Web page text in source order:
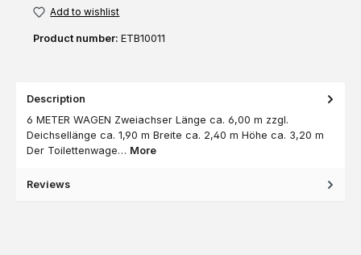
Add to wishlist
Product number: ETB10011
Description
6 METER WAGEN Zweiachser Länge ca. 6,00 m zzgl.
Deichsellänge ca. 1,90 m Breite ca. 2,40 m Höhe ca. 3,20 m
Der Toilettenwage… More
Reviews